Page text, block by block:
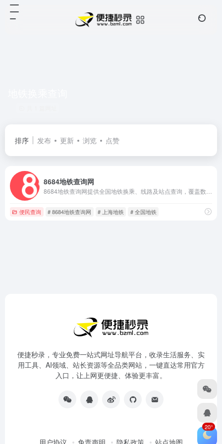
排序 发布 更新 浏览 点赞
8684地铁查询网
便民查询 # 8684地铁查询网 # 上海地铁 # 全国地铁
便捷秒录，专业免费一站式网址导航平台，收录生活服务、实
用工具、AI领域、站长资源等全品类网站，一键直达常用官方
入口，让上网更便捷、体验更丰富。
20°